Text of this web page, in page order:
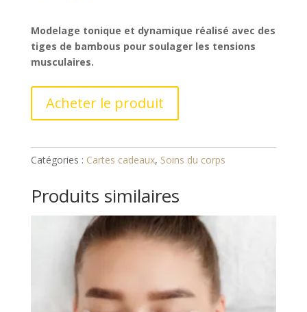
Modelage tonique et dynamique réalisé avec des
tiges de bambous pour soulager les tensions
musculaires.
Acheter le produit
Catégories : Cartes cadeaux, Soins du corps
Produits similaires